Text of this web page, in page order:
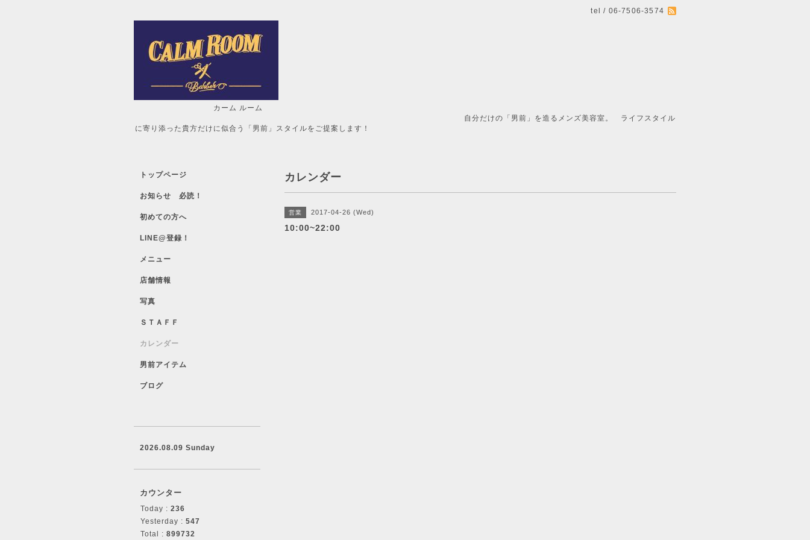
tel / 06-7506-3574
カーム ルーム
自分だけの「男前」を造るメンズ美容室。 ライフスタイル
に寄り添った貴方だけに似合う「男前」スタイルをご提案します！
カレンダー
営業 2017-04-26 (Wed)
10:00~22:00
トップページ
お知らせ 必読！
初めての方へ
LINE@登録！
メニュー
店舗情報
写真
ＳＴＡＦＦ
カレンダー
男前アイテム
ブログ
2026.08.09 Sunday
カウンター
Today : 236
Yesterday : 547
Total : 899732